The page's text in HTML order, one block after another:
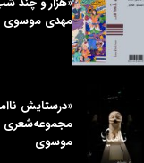
مهدی موسوی
«درستایش
مجموعه‌شعری
موسوی